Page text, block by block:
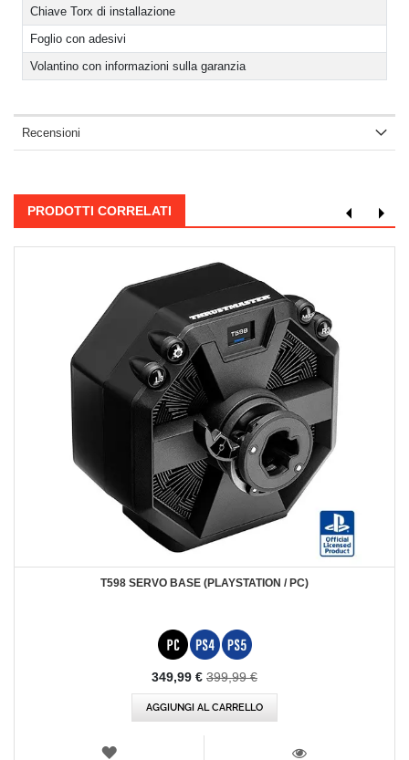
Chiave Torx di installazione
Foglio con adesivi
Volantino con informazioni sulla garanzia
Recensioni
PRODOTTI CORRELATI
T598 SERVO BASE (PLAYSTATION / PC)
Prezzo
349,99 € 399,99 €
AGGIUNGI AL CARRELLO
LISTA